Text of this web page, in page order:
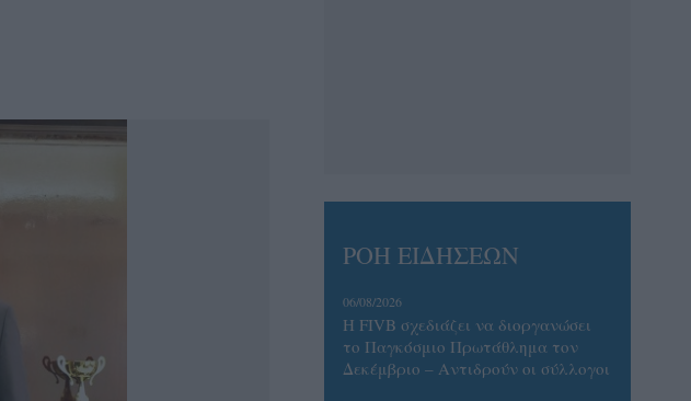
ΡΟΗ ΕΙΔΗΣΕΩΝ
06/08/2026
Η FIVB σχεδιάζει να διοργανώσει
το Παγκόσμιο Πρωτάθλημα τον
Δεκέμβριο – Αντιδρούν οι σύλλογοι